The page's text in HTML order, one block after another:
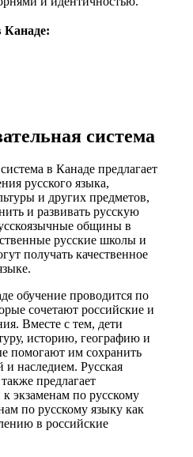
система
в Канаде предлагает
русского языка,
и других предметов,
и развивать русскую
общины в
русские школы и
получать качественное
обучение проводится по
сочетают российские и
Вместе с тем, дети
историю, географию и
помогают им сохранить
и наследием. Русская
предлагает
экзаменам по русскому
по русскому языку как
в российские